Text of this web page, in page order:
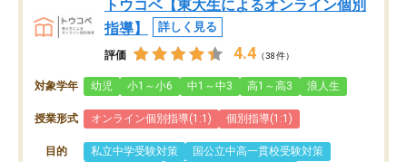
トウコベ【東大生によるオンライン個別
指導】
詳しく見る
評価 4.4 （38件）
対象学年 幼児 小1～小6 中1～中3 高1～高3 浪人生
授業形式 オンライン個別指導(1:1) 個別指導(1:1)
目的 私立中学受験対策
国公立中高一貫校受験対策